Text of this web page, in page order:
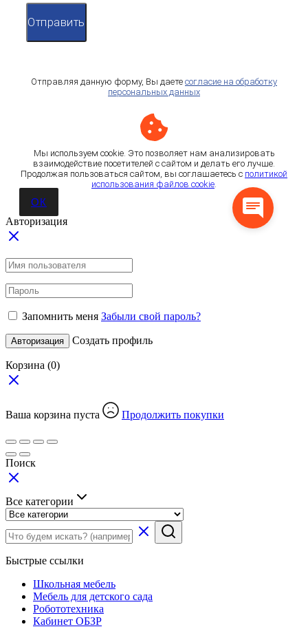
Отправить
Отправляя данную форму, Вы даете согласие на обработку
персональных данных
Мы используем cookie. Это позволяет нам анализировать
взаимодействие посетителей с сайтом и делать его лучше.
Продолжая пользоваться сайтом, вы соглашаетесь с политикой
использования файлов cookie
ОК
Авторизация
Запомнить меня Забыли свой пароль?
Авторизация Создать профиль
Корзина (0)
Ваша корзина пуста Продолжить покупки
Поиск
Все категории
Быстрые ссылки
Школьная мебель
Мебель для детского сада
Робототехника
Кабинет ОБЗР